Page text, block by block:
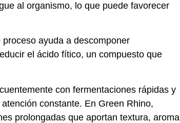
al organismo, lo que puede favorecer
ayuda a descomponer
el ácido fítico, un compuesto que
con fermentaciones rápidas y
constante. En Green Rhino,
prolongadas que aportan textura, aroma